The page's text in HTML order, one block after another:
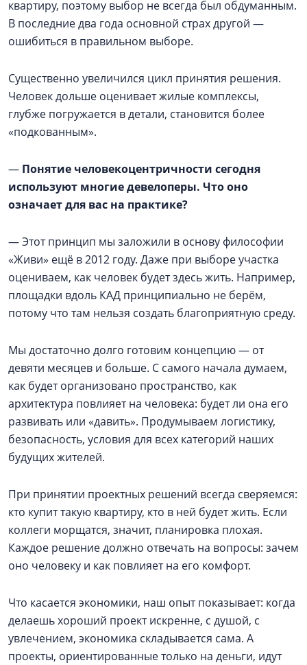
квартиру, поэтому выбор не всегда был обдуманным.
В последние два года основной страх другой —
ошибиться в правильном выборе.
Существенно увеличился цикл принятия решения.
Человек дольше оценивает жилые комплексы,
глубже погружается в детали, становится более
«подкованным».
— Понятие человекоцентричности сегодня
используют многие девелоперы. Что оно
означает для вас на практике?
— Этот принцип мы заложили в основу философии
«Живи» ещё в 2012 году. Даже при выборе участка
оцениваем, как человек будет здесь жить. Например,
площадки вдоль КАД принципиально не берём,
потому что там нельзя создать благоприятную среду.
Мы достаточно долго готовим концепцию — от
девяти месяцев и больше. С самого начала думаем,
как будет организовано пространство, как
архитектура повлияет на человека: будет ли она его
развивать или «давить». Продумываем логистику,
безопасность, условия для всех категорий наших
будущих жителей.
При принятии проектных решений всегда сверяемся:
кто купит такую квартиру, кто в ней будет жить. Если
коллеги морщатся, значит, планировка плохая.
Каждое решение должно отвечать на вопросы: зачем
оно человеку и как повлияет на его комфорт.
Что касается экономики, наш опыт показывает: когда
делаешь хороший проект искренне, с душой, с
увлечением, экономика складывается сама. А
проекты, ориентированные только на деньги, идут